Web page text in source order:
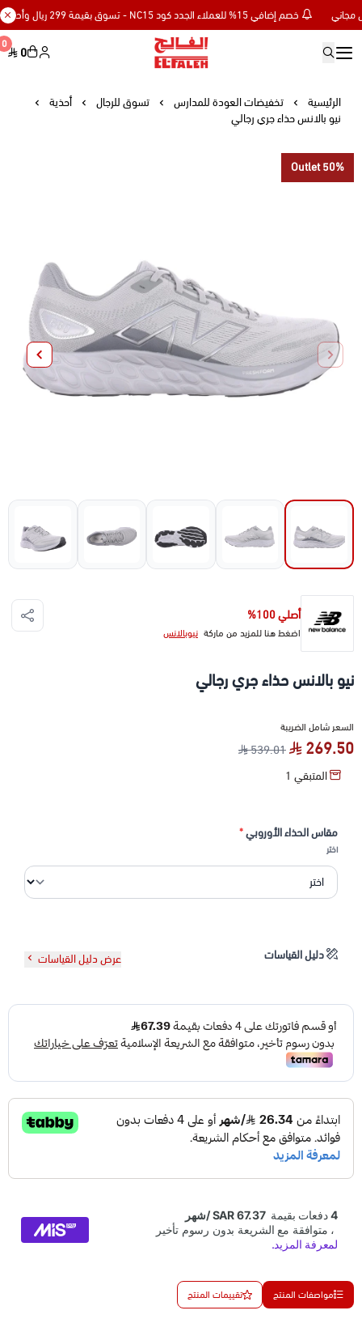
خصم إضافي 15% للعملاء الجدد كود NC15 - تسوق بقيمة 299 ريال وأحصل على توصيل مجاني
0 0
الرئيسية تخفيضات العودة للمدارس تسوق للرجال
أحذية
نيو بالانس حذاء جري رجالي
Outlet 50%
أصلي 100%
اضغط هنا للمزيد من ماركة نيوبالانس
نيو بالانس حذاء جري رجالي
السعر شامل الضريبة
269.50
539.01
المتبقي1
مقاس الحذاء الأوروبي*
اختر
دليل القياسات عرض دليل القياسات
مواصفات المنتج تقييمات المنتج